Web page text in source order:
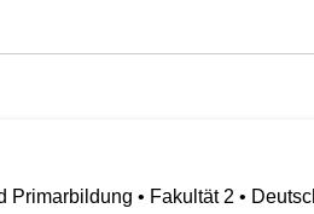
Primarbildung • Fakultät 2 •